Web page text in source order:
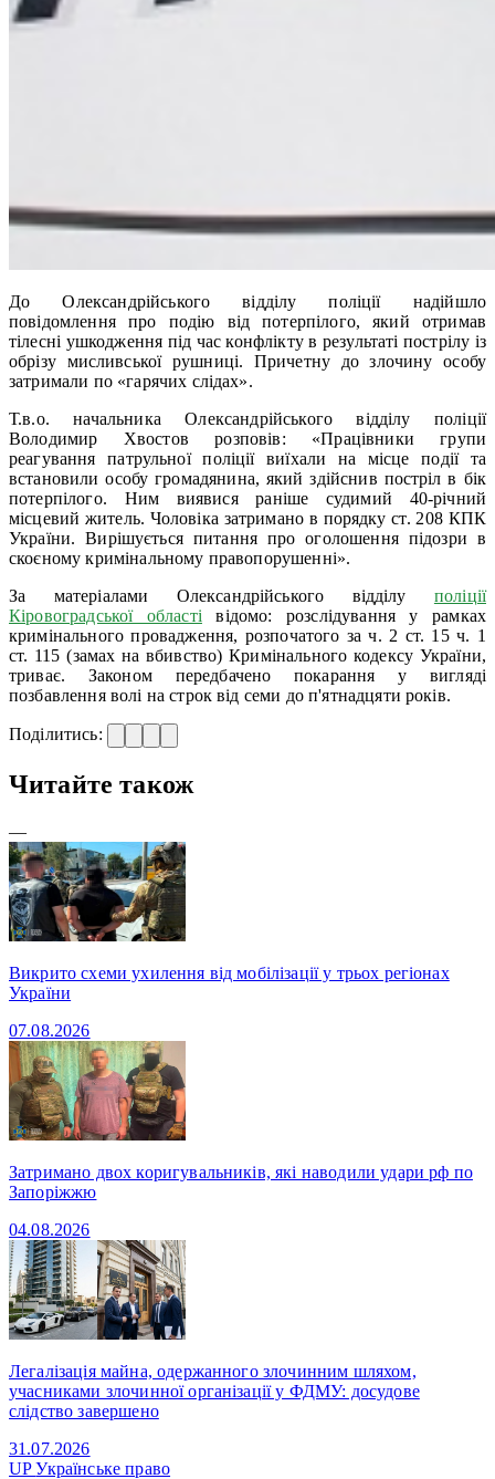
До Олександрійського відділу поліції надійшло
повідомлення про подію від потерпілого, який отримав
тілесні ушкодження під час конфлікту в результаті пострілу із
обрізу мисливської рушниці. Причетну до злочину особу
затримали по «гарячих слідах».
Т.в.о. начальника Олександрійського відділу поліції
Володимир Хвостов розповів: «Працівники групи
реагування патрульної поліції виїхали на місце події та
встановили особу громадянина, який здійснив постріл в бік
потерпілого. Ним виявися раніше судимий 40-річний
місцевий житель. Чоловіка затримано в порядку ст. 208 КПК
України. Вирішується питання про оголошення підозри в
скоєному кримінальному правопорушенні».
За матеріалами Олександрійського відділу поліції
Кіровоградської області відомо: розслідування у рамках
кримінального провадження, розпочатого за ч. 2 ст. 15 ч. 1
ст. 115 (замах на вбивство) Кримінального кодексу України,
триває. Законом передбачено покарання у вигляді
позбавлення волі на строк від семи до п'ятнадцяти років.
Поділитись:
Читайте також
—
Викрито схеми ухилення від мобілізації у трьох регіонах
України
07.08.2026
Затримано двох коригувальників, які наводили удари рф по
Запоріжжю
04.08.2026
Легалізація майна, одержанного злочинним шляхом,
учасниками злочинної організації у ФДМУ: досудове
слідство завершено
31.07.2026
UPУкраїнське право